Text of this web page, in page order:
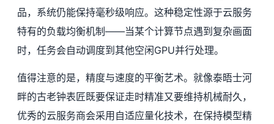
品，系统仍能保持毫秒级响应。这种稳定性源于云服务
特有的负载均衡机制——当某个计算节点遇到复杂画面
时，任务会自动调度到其他空闲GPU并行处理。
值得注意的是，精度与速度的平衡艺术。就像泰晤士河
畔的古老钟表匠既要保证走时精准又要维持机械耐久，
优秀的云服务商会采用自适应量化技术，在保持模型精